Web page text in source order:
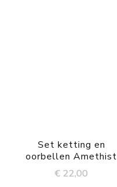
Set ketting en
oorbellen Amethist
€ 22,00